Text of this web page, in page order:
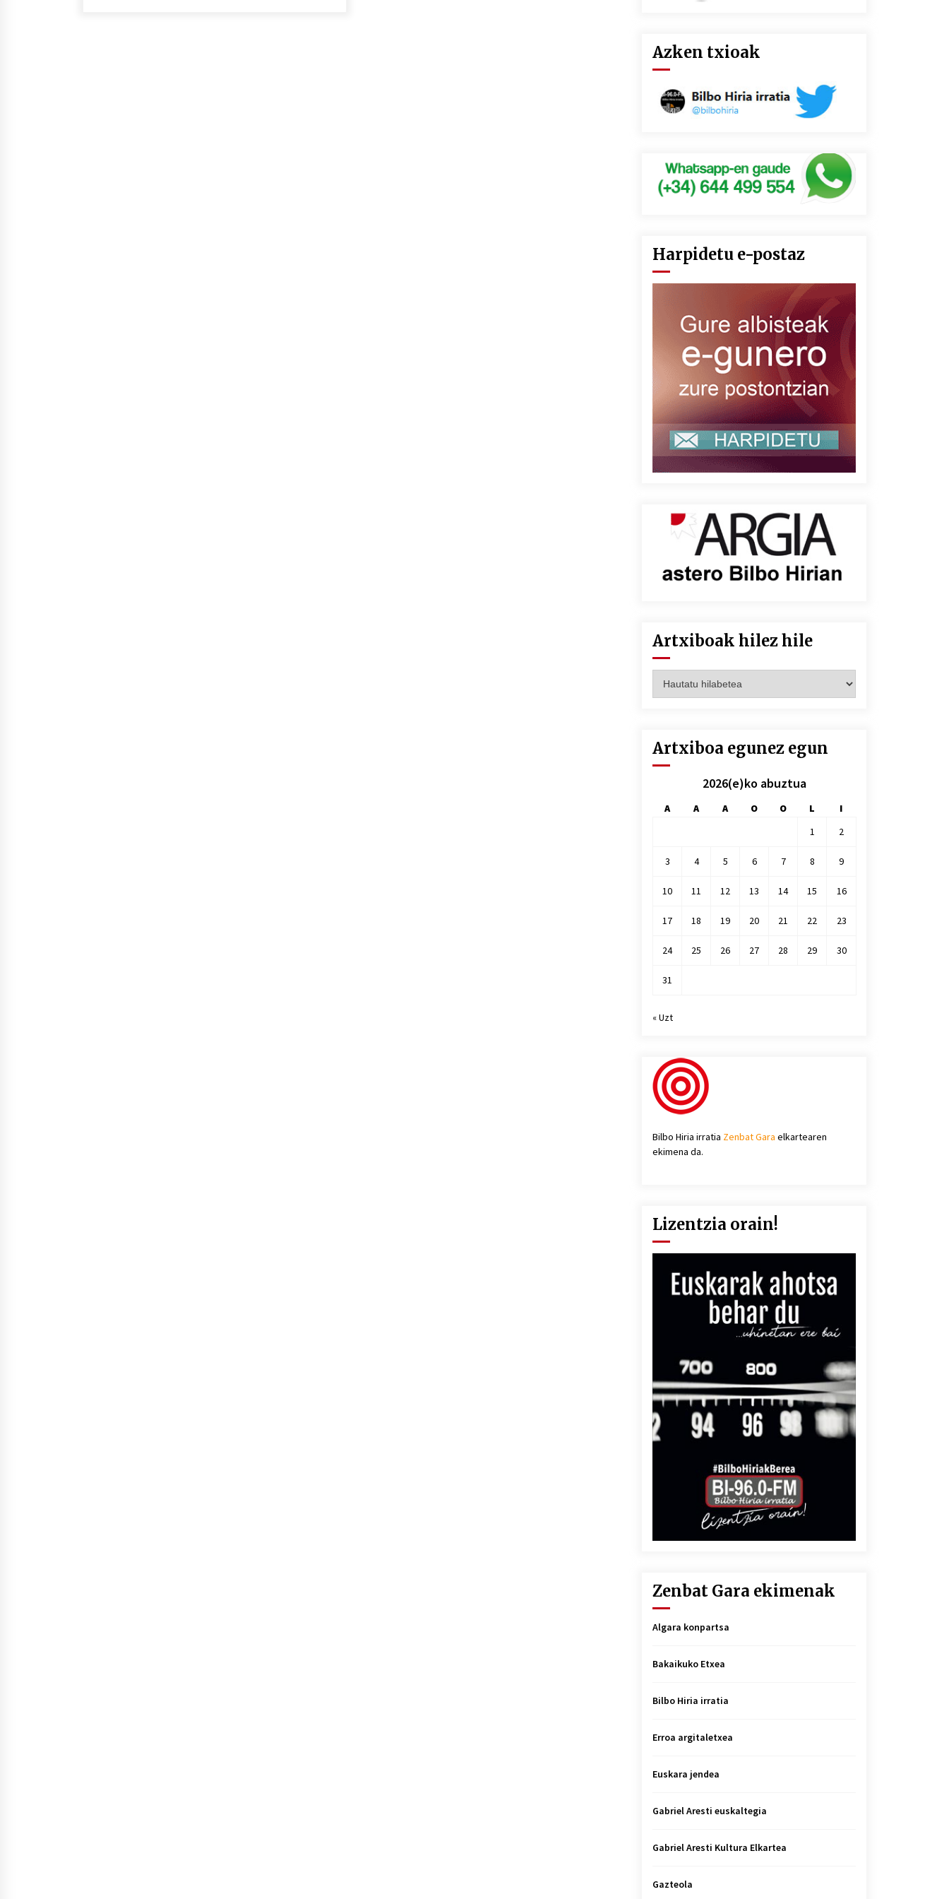
Azken txioak
Harpidetu e-postaz
Artxiboak hilez hile
hilez
Artxiboa egunez egun
2026(e)ko abuztua
A A A O O L
I
1
2
3 4 5 6 7 8 9
10 11 12 13 14 15 16
17 18 19 20 21 22 23
24 25 26 27 28 29 30
31
« Uzt
Bilbo Hiria irratia Zenbat Gara elkartearen
ekimena da.
Lizentzia orain!
Zenbat Gara ekimenak
Algara konpartsa
Bakaikuko Etxea
Bilbo Hiria irratia
Erroa argitaletxea
Euskara jendea
Gabriel Aresti euskaltegia
Gabriel Aresti Kultura Elkartea
Gazteola